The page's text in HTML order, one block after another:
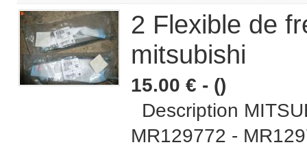
2 Flexible de
mitsubishi
15.00 € - ()
Description
MR129772 -